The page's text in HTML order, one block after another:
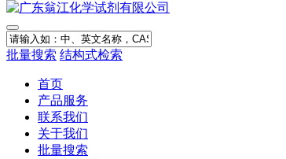
批量搜索 结构式检索
首页
产品服务
联系我们
关于我们
批量搜索